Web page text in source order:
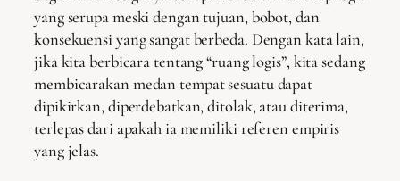
yang serupa meski dengan tujuan, bobot, dan
konsekuensi yang sangat berbeda. Dengan kata lain,
jika kita berbicara tentang “ruang logis”, kita sedang
membicarakan medan tempat sesuatu dapat
dipikirkan, diperdebatkan, ditolak, atau diterima,
terlepas dari apakah ia memiliki referen empiris
yang jelas.